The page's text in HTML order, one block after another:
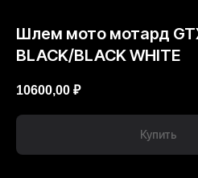
Шлем мото мотард
BLACK/BLACK WHITE
10600,00 ₽
Купить